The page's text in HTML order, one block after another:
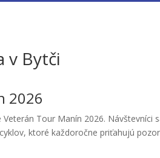
v Bytči
2026
Tour Manín 2026. Návštevníci
ktoré každoročne priťahujú